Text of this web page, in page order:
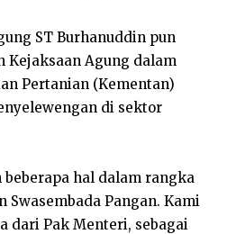
ST Burhanuddin pun
Kejaksaan Agung dalam
Pertanian (Kementan)
di sektor
beberapa hal dalam rangka
Swasembada Pangan. Kami
dari Pak Menteri, sebagai